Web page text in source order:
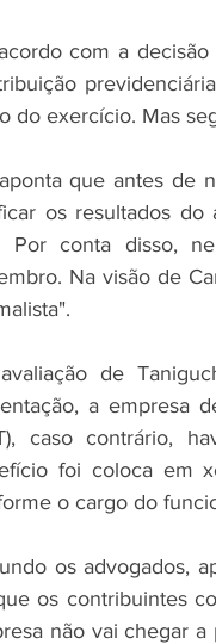
com a
do exercício. Mas
que antes de
os resultados
Por conta disso,
Na visão de
de
a empresa
caso contrário,
foi coloca em
o cargo do
os advogados,
os contribuintes
não vai chegar